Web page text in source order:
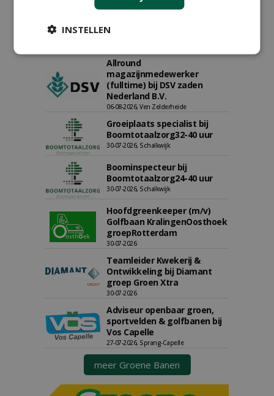
06-08-2026, Ven-Zelderheide
DSV zaden Nederland B.V.
Allround
magazijnmedewerker
(fulltime) bij DSV zaden
Nederland B.V.
06-08-2026, Ven Zelderheide
Groeiplaats specialist bij
Boomtotaalzorg32-40 uur
30-07-2026, Schalkwijk
Boominspecteur bij
Boomtotaalzorg24-40 uur
30-07-2026, Schalkwijk
Hoofdgreenkeeper (m/v)
Golfbaan KralingenOosthoek
groepRotterdam
30-07-2026
Teamleider Kwekerij &
Ontwikkeling bij Diamant
groep Groen Xtra
30-07-2026
Adviseur openbaar groen,
sportvelden & golfbanen bij
Vos Capelle
27-07-2026, Sprang-Capelle
meer Groene Banen
INSTELLEN